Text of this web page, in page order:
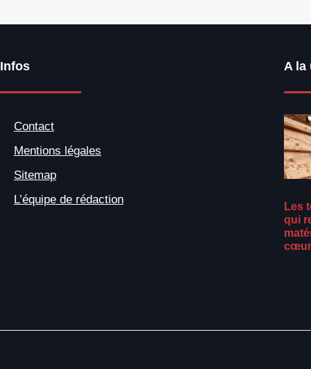
Infos
Contact
Mentions légales
Sitemap
L’équipe de rédaction
A la
Les
qui
cœur